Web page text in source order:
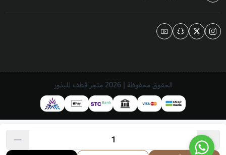
الحقوق محفوظة | 2026 متجر قطف للبذور